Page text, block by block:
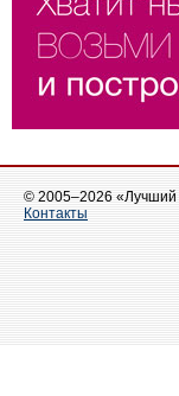
© 2005–2026
Контакты